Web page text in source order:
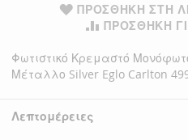
ΠΡΟΣΘΉΚΗ ΣΤΗ
ΠΡΟΣΘΉΚΗ
Φωτιστικό Κρεμαστό
Μέταλλο Silver Eglo Carlton
Λεπτομέρειες